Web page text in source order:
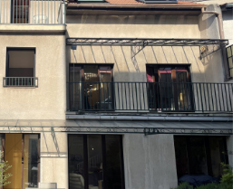
ALERTE
CONTACT